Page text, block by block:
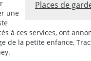
Places de
une
à ces services, ont
de la petite enfance,